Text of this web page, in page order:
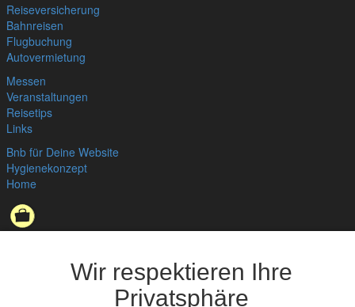
Wir respektieren Ihre
Privatsphäre
Reiseversicherung
Bahnreisen
Flugbuchung
Autovermietung
Messen
Veranstaltungen
Reisetips
Links
Bnb für Deine Website
Hygienekonzept
Home